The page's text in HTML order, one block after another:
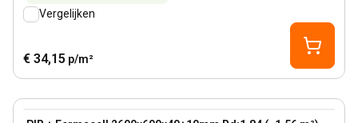
Vergelijken
€ 34,15 p/m²
View product